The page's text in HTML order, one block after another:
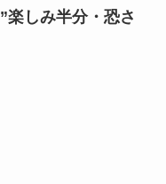
”楽しみ半分・恐さ